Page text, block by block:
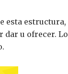
esta estructura,
u ofrecer.